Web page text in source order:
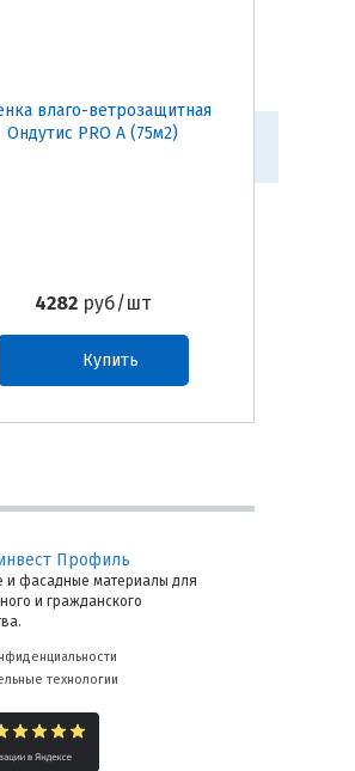
влаго-ветрозащитная
Ондутис PRO A (75м2)
4282 руб/шт
Купить
и фасадные материалы для
и гражданского
технологии